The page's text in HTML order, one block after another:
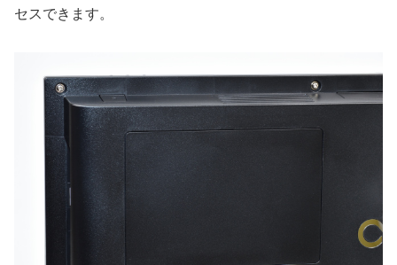
セスできます。